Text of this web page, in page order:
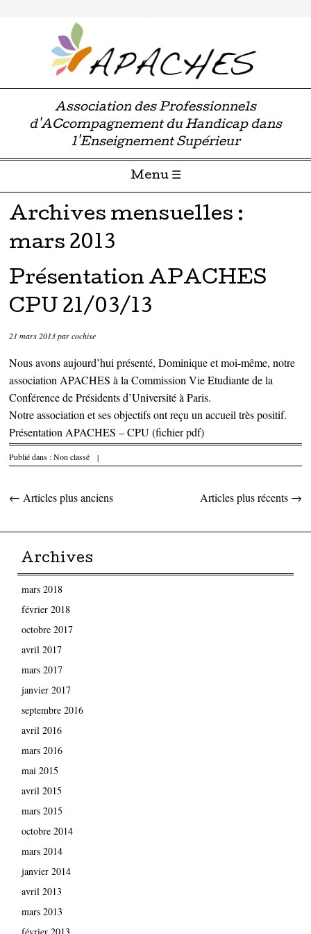
Association des Professionnels
d'ACcompagnement du Handicap dans
l'Enseignement Supérieur
Menu ☰
Passer directement au contenu
Archives mensuelles :
mars 2013
Présentation APACHES
CPU 21/03/13
21 mars 2013parcochise
Nous avons aujourd’hui présenté, Dominique et moi-même, notre
association APACHES à la Commission Vie Etudiante de la
Conférence de Présidents d’Université à Paris.
Notre association et ses objectifs ont reçu un accueil très positif.
PrésentationAPACHES – CPU(fichier pdf)
Publié dans :Non classé |
Parcourir les articles
← Articles plus anciens Articles plus récents →
Archives
mars 2018
février 2018
octobre 2017
avril 2017
mars 2017
janvier 2017
septembre 2016
avril 2016
mars 2016
mai 2015
avril 2015
mars 2015
octobre 2014
mars 2014
janvier 2014
avril 2013
mars 2013